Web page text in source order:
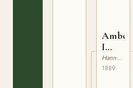
Ambos
I
Hannoveranare
1889